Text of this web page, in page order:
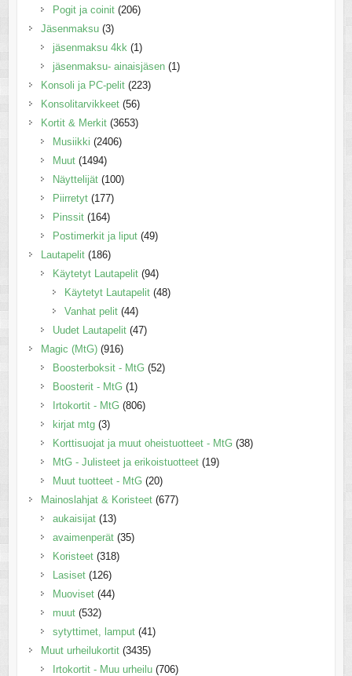
Pogit ja coinit (206)
Jäsenmaksu (3)
jäsenmaksu 4kk (1)
jäsenmaksu- ainaisjäsen (1)
Konsoli ja PC-pelit (223)
Konsolitarvikkeet (56)
Kortit & Merkit (3653)
Musiikki (2406)
Muut (1494)
Näyttelijät (100)
Piirretyt (177)
Pinssit (164)
Postimerkit ja liput (49)
Lautapelit (186)
Käytetyt Lautapelit (94)
Käytetyt Lautapelit (48)
Vanhat pelit (44)
Uudet Lautapelit (47)
Magic (MtG) (916)
Boosterboksit - MtG (52)
Boosterit - MtG (1)
Irtokortit - MtG (806)
kirjat mtg (3)
Korttisuojat ja muut oheistuotteet - MtG (38)
MtG - Julisteet ja erikoistuotteet (19)
Muut tuotteet - MtG (20)
Mainoslahjat & Koristeet (677)
aukaisijat (13)
avaimenperät (35)
Koristeet (318)
Lasiset (126)
Muoviset (44)
muut (532)
sytyttimet, lamput (41)
Muut urheilukortit (3435)
Irtokortit - Muu urheilu (706)